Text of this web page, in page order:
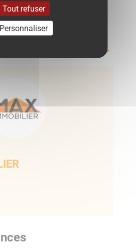
Tout refuser
Personnaliser